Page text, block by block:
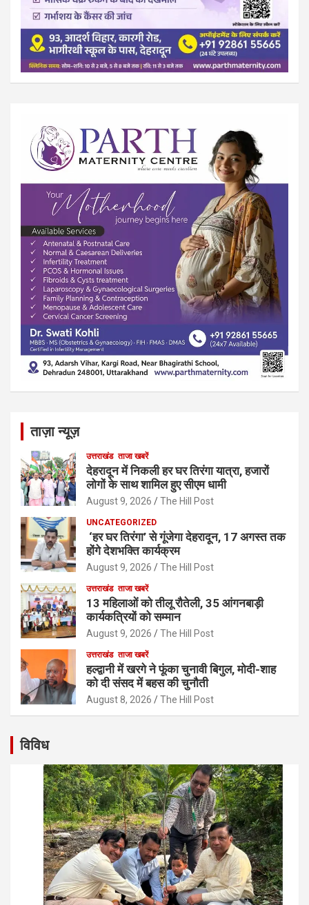
ताज़ा न्यूज़
उत्तराखंड ताजा खबरें
देहरादून में निकली हर घर तिरंगा यात्रा, हजारों
लोगों के साथ शामिल हुए सीएम धामी
August 9, 2026 The Hill Post
UNCATEGORIZED
‘हर घर तिरंगा’ से गूंजेगा देहरादून, 17 अगस्त तक
होंगे देशभक्ति कार्यक्रम
August 9, 2026 The Hill Post
उत्तराखंड ताजा खबरें
13 महिलाओं को तीलू रौतेली, 35 आंगनबाड़ी
कार्यकत्रियों को सम्मान
August 9, 2026 The Hill Post
उत्तराखंड ताजा खबरें
हल्द्वानी में खरगे ने फूंका चुनावी बिगुल, मोदी-शाह
को दी संसद में बहस की चुनौती
August 8, 2026 The Hill Post
विविध